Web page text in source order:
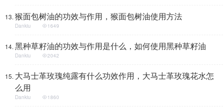
猴面包树油的功效与作用，猴面包树油使用方法
Dankiu 1649
黑种草籽油的功效与作用是什么，如何使用黑种草籽油
Dankiu 2042
大马士革玫瑰纯露有什么功效作用，大马士革玫瑰花水怎
么用
Dankiu 1860